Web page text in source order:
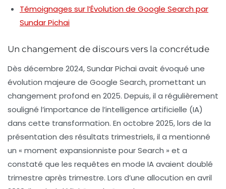
Témoignages sur l’Évolution de Google Search par
Sundar Pichai
Un changement de discours vers la concrétude
Dès décembre 2024,Sundar Pichai avait évoqué une
évolution majeure de Google Search, promettant un
changement profond en 2025. Depuis, il a régulièrement
souligné l’importance de l’intelligence artificielle (IA)
dans cette transformation. En octobre 2025, lors de la
présentation des résultats trimestriels, il a mentionné
un « moment expansionniste pour Search » et a
constaté que les requêtes en mode IA avaient doublé
trimestre après trimestre. Lors d’une allocution en avril